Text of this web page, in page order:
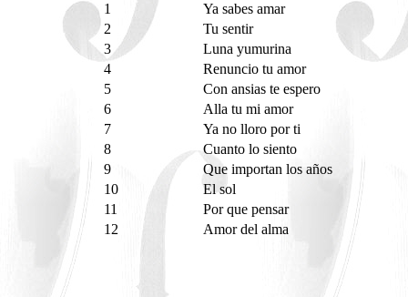
1
Ya sabes amar
2
Tu sentir
3
Luna yumurina
4
Renuncio tu amor
5
Con ansias te espero
6
Alla tu mi amor
7
Ya no lloro por ti
8
Cuanto lo siento
9
Que importan los años
10
El sol
11
Por que pensar
12
Amor del alma